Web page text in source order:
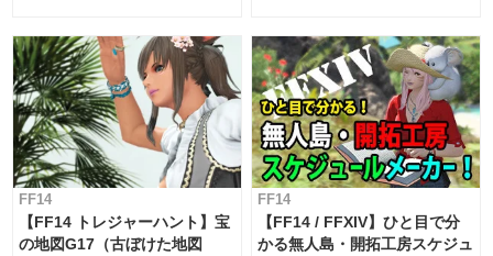
FF14
【FF14 トレジャーハント】宝
の地図G17（古ぼけた地図
FF14
【FF14 / FFXIV】ひと目で分
かる無人島・開拓工房スケジュ